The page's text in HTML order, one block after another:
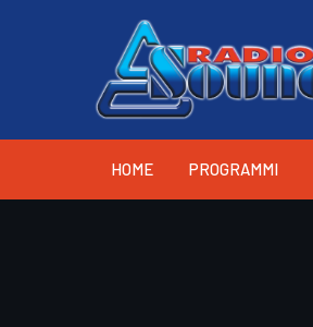
HOME PROGRAMMI